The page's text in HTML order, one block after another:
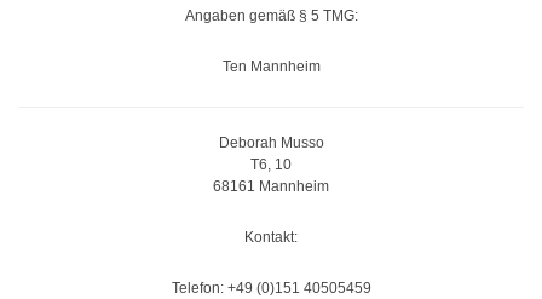
Angaben gemäß § 5 TMG:
Ten Mannheim
Deborah Musso
T6, 10
68161 Mannheim
Kontakt:
Telefon: +49 (0)151 40505459